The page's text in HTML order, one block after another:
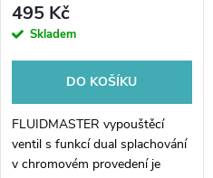
495 Kč
Skladem
DO KOŠÍKU
FLUIDMASTER vypouštěcí
ventil s funkcí dual splachování
v chromovém provedení je